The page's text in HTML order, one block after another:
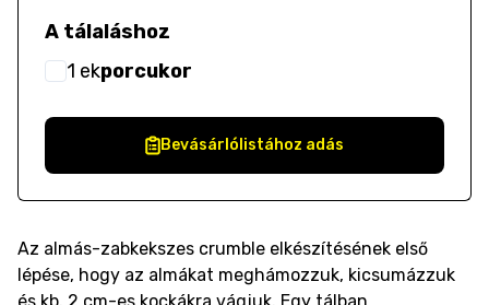
A tálaláshoz
1 ekporcukor
Bevásárlólistához adás
Az almás-zabkekszes crumble elkészítésének első
lépése, hogy az almákat meghámozzuk, kicsumázzuk